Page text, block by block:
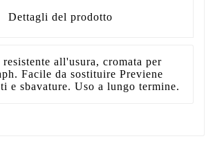
Dettagli del prodotto
all'usura, cromata per
Facile da sostituire Previene
e sbavature. Uso a lungo termine.